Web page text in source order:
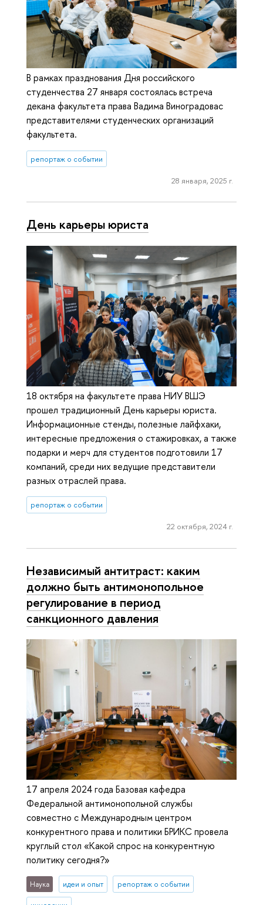
В рамках празднования Дня российского
студенчества 27 января состоялась встреча
декана факультета права Вадима Виноградовас
представителями студенческих организаций
факультета.
репортаж о событии
28 января, 2025 г.
День карьеры юриста
18 октября на факультете права НИУ ВШЭ
прошел традиционный День карьеры юриста.
Информационные стенды, полезные лайфхаки,
интересные предложения о стажировках, а также
подарки и мерч для студентов подготовили 17
компаний, среди них ведущие представители
разных отраслей права.
репортаж о событии
22 октября, 2024 г.
Независимый антитраст: каким
должно быть антимонопольное
регулирование в период
санкционного давления
17 апреля 2024 года Базовая кафедра
Федеральной антимонопольной службы
совместно с Международным центром
конкурентного права и политики БРИКС провела
круглый стол «Какой спрос на конкурентную
политику сегодня?»
Наука идеи и опыт репортаж о событии